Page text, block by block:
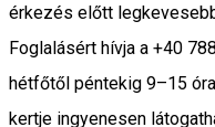
érkezés előtt
Foglalásért hívja a +40
hétfőtől péntekig 9–15
kertje ingyenesen